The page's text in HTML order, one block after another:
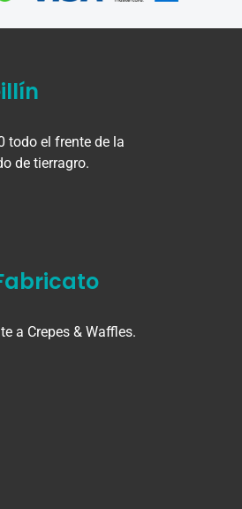
todo el frente de la
de tierragro.
a Crepes & Waffles.